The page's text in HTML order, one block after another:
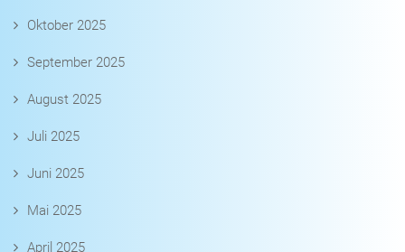
Oktober 2025
September 2025
August 2025
Juli 2025
Juni 2025
Mai 2025
April 2025